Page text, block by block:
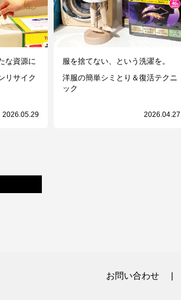
な資源に
リサイク
2026.05.29
服を捨てない、という洗濯を。
洋服の簡単シミとり＆復活テクニ
ック
2026.04.27
お問い合わせ